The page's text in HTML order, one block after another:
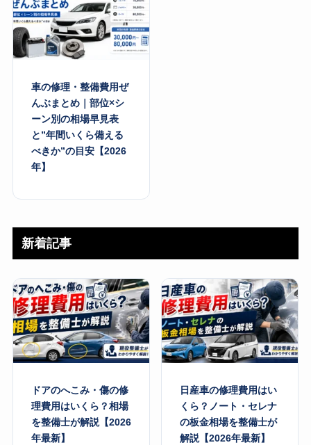
車の修理・整備費用ぜ
んぶまとめ｜部位×シ
ーン別の相場早見表
と”年間いくら備える
べきか”の目安【2026
年】
新着記事
ドアのへこみ・傷の修
理費用はいくら？相場
を整備士が解説【2026
年最新】
日産車の修理費用はい
くら？ノート・セレナ
の板金相場を整備士が
解説【2026年最新】